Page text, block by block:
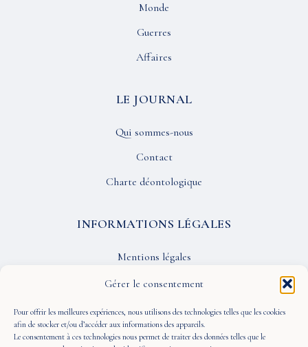
Gérer le consentement
Pour offrir les meilleures expériences, nous utilisons des technologies telles que les cookies
afin de stocker et/ou d’accéder aux informations des appareils.
Le consentement à ces technologies nous permet de traiter des données telles que le
Monde
Guerres
Affaires
LE JOURNAL
Qui sommes-nous
Contact
Charte déontologique
INFORMATIONS LÉGALES
Mentions légales
Confidentialité
CGU